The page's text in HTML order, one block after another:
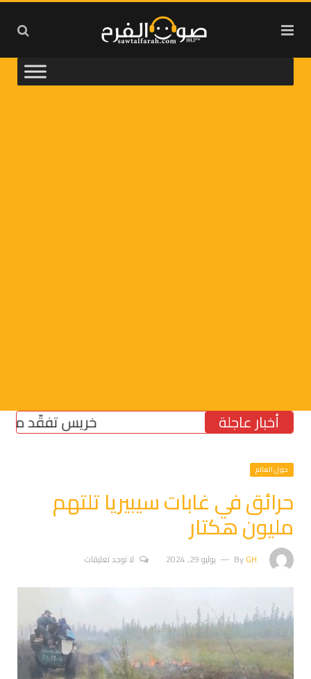
أخبار عاجلة خريس تفقّد مركز
حول العالم
حرائق في غابات سيبيريا تلتهم
مليون هكتار
ByGH يوليو 29, 2024 لا توجد تعليقات